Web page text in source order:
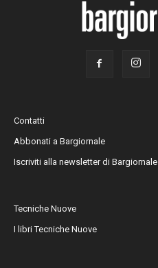
Contatti
Abbonati a Bargiornale
Iscriviti alla newsletter di Bargiornale
Tecniche Nuove
I libri Tecniche Nuove